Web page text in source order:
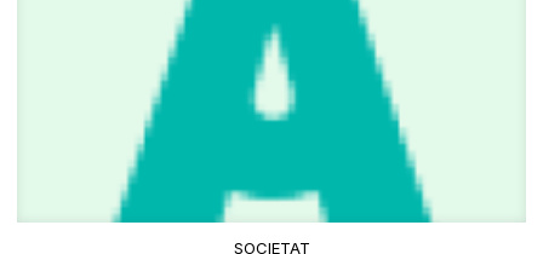
SOCIETAT